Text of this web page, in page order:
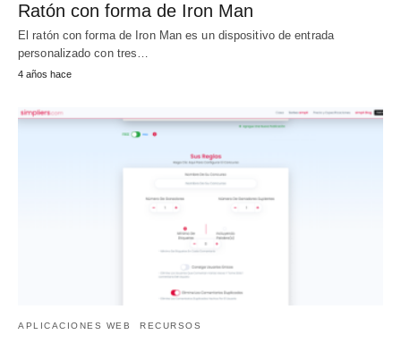
Ratón con forma de Iron Man
El ratón con forma de Iron Man es un dispositivo de entrada
personalizado con tres…
4 años hace
APLICACIONES WEB RECURSOS